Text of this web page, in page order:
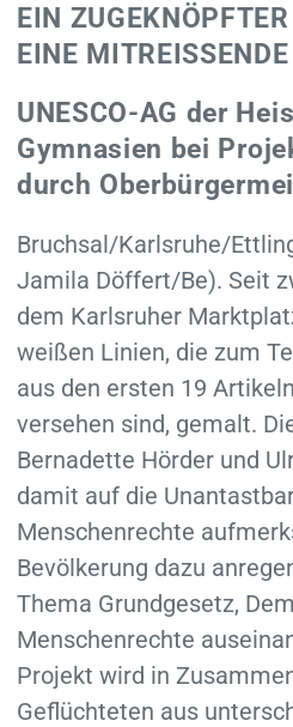
EIN
EINE
UNESCO-AG der
Gymnasien bei
durch
Bruchsal/Karlsruhe/
Jamila Döffert/Be). Seit
dem Karlsruher
weißen Linien, die zum
aus den ersten 19
versehen sind, gemalt.
Bernadette Hörder und
damit auf die
Menschenrechte
Bevölkerung dazu
Thema Grundgesetz,
Menschenrechte
Projekt wird in
Geflüchteten aus